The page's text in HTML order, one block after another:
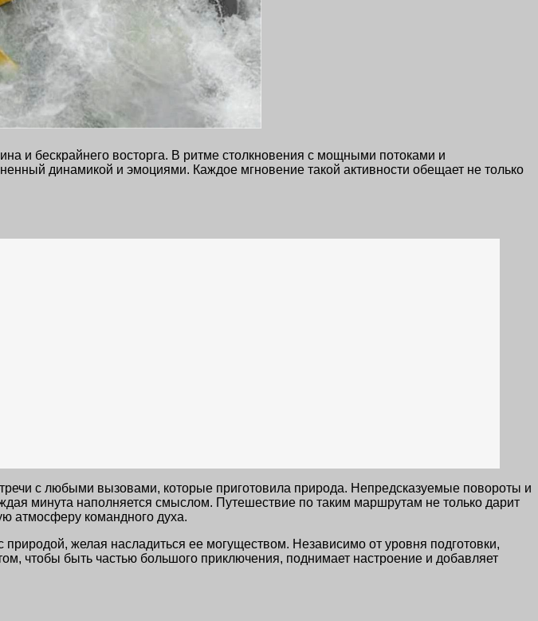
и бескрайнего восторга. В ритме столкновения с мощными потоками и
динамикой и эмоциями. Каждое мгновение такой активности обещает не только
с любыми вызовами, которые приготовила природа. Непредсказуемые повороты и
минута наполняется смыслом. Путешествие по таким маршрутам не только дарит
атмосферу командного духа.
желая насладиться ее могуществом. Независимо от уровня подготовки,
чтобы быть частью большого приключения, поднимает настроение и добавляет